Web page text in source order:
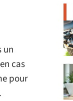
un
cas
pour